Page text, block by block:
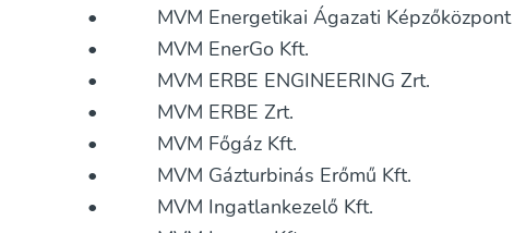
• MVM Energetikai Ágazati Képzőközpont
• MVM EnerGo Kft.
• MVM ERBE ENGINEERING Zrt.
• MVM ERBE Zrt.
• MVM Főgáz Kft.
• MVM Gázturbinás Erőmű Kft.
• MVM Ingatlankezelő Kft.